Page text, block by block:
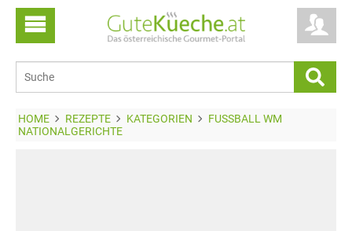
HOME REZEPTE KATEGORIEN
FUSSBALL WM
NATIONALGERICHTE